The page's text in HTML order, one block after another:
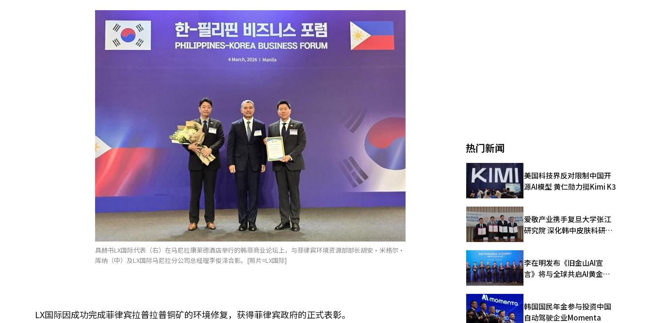
具赫书LX国际代表（右）在马尼拉康莱德酒店举行的韩菲商业论坛上，与菲律宾环境资源部部长胡安·米格尔·
库纳（中）及LX国际马尼拉分公司总经理李俊泽合影。[照片=LX国际]
LX国际因成功完成菲律宾拉普拉普铜矿的环境修复，获得菲律宾政府的正式表彰。
热门新闻
美国科技界反对限制中国开
源AI模型 黄仁勋力挺Kimi K3
爱敬产业携手复旦大学张江
研究院 深化韩中皮肤科研合
李在明发布《旧金山AI宣
言》将与全球共启AI黄金时
韩国国民年金参与投资中国
自动驾驶企业Momenta